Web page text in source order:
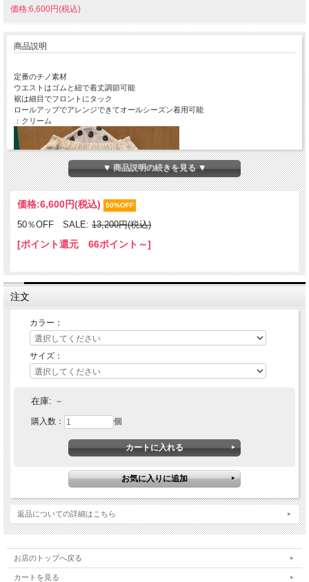
価格:6,600円(税込)
商品説明
定番のチノ素材
ウエストはゴムと紐で着丈調節可能
裾は細目でフロントにタック
ロールアップでアレンジできてオールシーズン着用可能
：クリーム
：カーキ
▼ 商品説明の続きを見る ▼
価格:6,600円(税込) 50%OFF
50％OFF SALE: 13,200円(税込)
[ポイント還元 66ポイント～]
注文
カラー：
サイズ：
在庫: －
購入数： 個
返品についての詳細はこちら
お店のトップへ戻る
カートを見る